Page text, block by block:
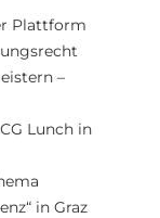
Plattform
–
Lunch in
in Graz